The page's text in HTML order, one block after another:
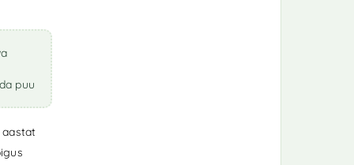
puu
aastat